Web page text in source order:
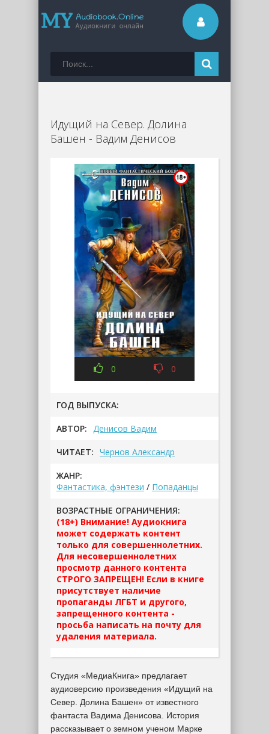
Идущий на Север. Долина
Башен - Вадим Денисов
0 0
ГОД ВЫПУСКА:
АВТОР: Денисов Вадим
ЧИТАЕТ: Чернов Александр
ЖАНР:
Фантастика, фэнтези / Попаданцы
ВОЗРАСТНЫЕ ОГРАНИЧЕНИЯ:
(18+) Внимание! Аудиокнига
может содержать контент
только для совершеннолетних.
Для несовершеннолетних
просмотр данного контента
СТРОГО ЗАПРЕЩЕН! Если в книге
присутствует наличие
пропаганды ЛГБТ и другого,
запрещенного контента -
просьба написать на почту для
удаления материала.
Студия «МедиаКнига» предлагает
аудиоверсию произведения «Идущий на
Север. Долина Башен» от известного
фантаста Вадима Денисова. История
рассказывает о земном ученом Марке